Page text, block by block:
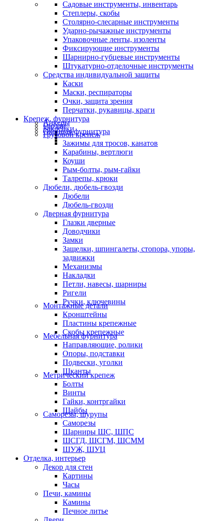
Садовые инструменты, инвентарь
Степлеры, скобы
Столярно-слесарные инструменты
Ударно-рычажные инструменты
Упаковочные ленты, изоленты
Фиксирующие инструменты
Шарнирно-губцевые инструменты
Штукатурно-отделочные инструменты
Средства индивидуальной защиты
Каски
Маски, респираторы
Очки, защита зрения
Перчатки, рукавицы, краги
Крепеж, фурнитура
Анкеры
Гвозди
Заклепки
Оконная фурнитура
Грузовой крепеж
Зажимы для тросов, канатов
Карабины, вертлюги
Коуши
Рым-болты, рым-гайки
Талрепы, крюки
Дюбели, дюбель-гвозди
Дюбели
Дюбель-гвозди
Дверная фурнитура
Глазки дверные
Доводчики
Замки
Защелки, шпингалеты, стопора, упоры,
задвижки
Механизмы
Накладки
Петли, навесы, шарниры
Ригели
Ручки, ключевины
Монтажные детали
Кронштейны
Пластины крепежные
Скобы крепежные
Мебельная фурнитура
Направляющие, ролики
Опоры, подставки
Подвески, уголки
Шканты
Метрический крепеж
Болты
Винты
Гайки, контргайки
Шайбы
Саморезы, шурупы
Саморезы
Шарниры ШС, ШПС
ШСГД, ШСГМ, ШСММ
ШУЖ, ШУЦ
Отделка, интерьер
Декор для стен
Картины
Часы
Печи, камины
Камины
Печное литье